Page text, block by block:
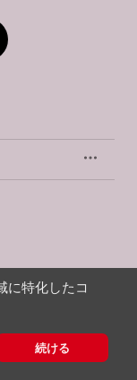
に特化したコ
続ける